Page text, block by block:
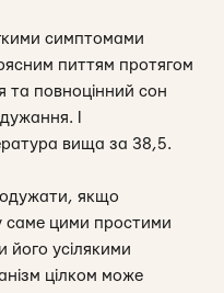
симптомами
питтям протягом
та повноцінний сон
І
вища за 38,5.
одужати, якщо
саме цими простими
його усілякими
цілком може